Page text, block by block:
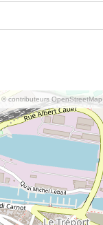
© contributeurs OpenStreetMap